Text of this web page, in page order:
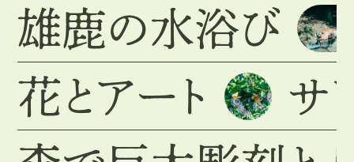
雄鹿の水浴び
花とアート
サ